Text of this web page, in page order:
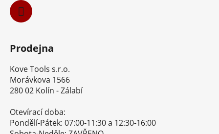
Prodejna
Kove Tools s.r.o.
Morávkova 1566
280 02 Kolín - Zálabí
Otevírací doba:
Pondělí-Pátek: 07:00-11:30 a 12:30-16:00